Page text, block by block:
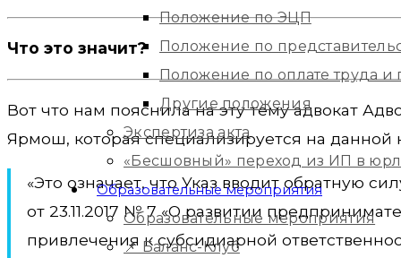
Положение по ЭЦП
Положение по
Положение по оплате труда
Другие положения
Экспертиза акта
«Бесшовный» переход из ИП в
Образовательные мероприятия
Образовательные мероприятия
📌 Баланс-Клуб
Что это значит?
Вот что нам пояснила на эту тему адвокат
Ярмош, которая специализируется на данной
«Это означает, что Указ вводит обратную
от 23.11.2017 № 7 «О развитии
привлечения к субсидиарной